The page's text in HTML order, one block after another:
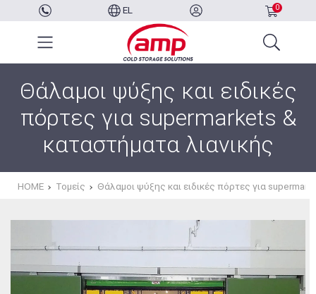
EL 0
Θάλαμοι ψύξης και ειδικές
πόρτες για supermarkets &
καταστήματα λιανικής
HOME Τομείς Θάλαμοι ψύξης και ειδικές πόρτες για